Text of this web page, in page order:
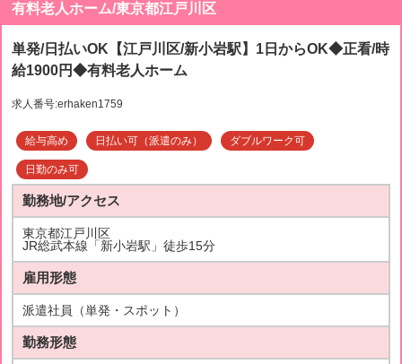
有料老人ホーム/東京都江戸川区
単発/日払いOK【江戸川区/新小岩駅】1日からOK◆正看/時
給1900円◆有料老人ホーム
求人番号:erhaken1759
給与高め 日払い可（派遣のみ） ダブルワーク可
日勤のみ可
勤務地/アクセス
東京都江戸川区
JR総武本線「新小岩駅」徒歩15分
雇用形態
派遣社員（単発・スポット）
勤務形態